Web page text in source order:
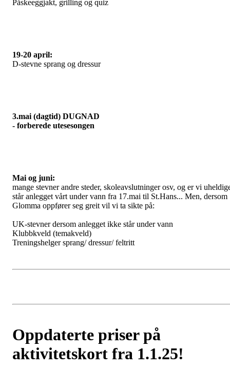
Påskeeggjakt, grilling og quiz
19-20 april:
D-stevne sprang og dressur
3.mai (dagtid) DUGNAD
- forberede utesesongen
Mai og juni:
mange stevner andre steder, skoleavslutninger osv, og er vi
står anlegget vårt under vann fra 17.mai til St.Hans... Men, dersom
Glomma oppfører seg greit vil vi ta sikte på:
UK-stevner dersom anlegget ikke står under vann
Klubbkveld (temakveld)
Treningshelger sprang/ dressur/ feltritt
Oppdaterte priser på
aktivitetskort fra 1.1.25!